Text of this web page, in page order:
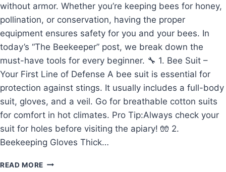
without armor. Whether you’re keeping bees for honey,
pollination, or conservation, having the proper
equipment ensures safety for you and your bees. In
today’s “The Beekeeper” post, we break down the
must-have tools for every beginner. 🔧 1. Bee Suit –
Your First Line of Defense A bee suit is essential for
protection against stings. It usually includes a full-body
suit, gloves, and a veil. Go for breathable cotton suits
for comfort in hot climates. Pro Tip:Always check your
suit for holes before visiting the apiary! 🧤 2.
Beekeeping Gloves Thick…
READ MORE THE